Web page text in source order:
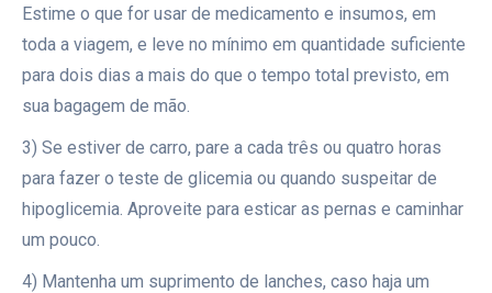
Estime o que for usar de medicamento e insumos, em
toda a viagem, e leve no mínimo em quantidade suficiente
para dois dias a mais do que o tempo total previsto, em
sua bagagem de mão.
3) Se estiver de carro, pare a cada três ou quatro horas
para fazer o teste de glicemia ou quando suspeitar de
hipoglicemia. Aproveite para esticar as pernas e caminhar
um pouco.
4) Mantenha um suprimento de lanches, caso haja um